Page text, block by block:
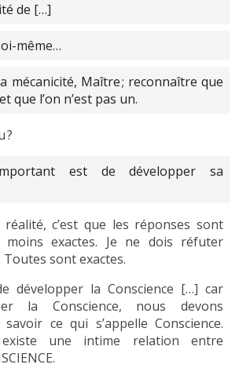
de […]
même…
mécanicité, Maître ; reconnaître que
que l’on n’est pas un.
?
est de développer sa
c’est que les réponses sont
exactes. Je ne dois réfuter
sont exactes.
développer la Conscience […] car
la Conscience, nous devons
ce qui s’appelle Conscience.
une intime relation entre